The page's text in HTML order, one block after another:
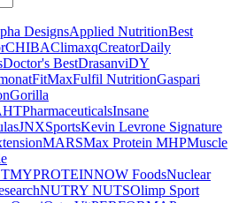
DesignsApplied NutritionBest
CHIBAClimaxqCreatorDaily
Doctor's BestDrasanviDY
FitMaxFulfil NutritionGaspari
Gorilla
HTPharmaceuticalsInsane
JNXSportsKevin Levrone Signature
MARSMax Protein MHPMuscle
MYPROTEINNOW FoodsNuclear
NUTRY NUTSOlimp Sport